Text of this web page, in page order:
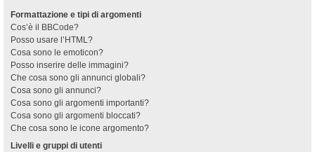
Formattazione e tipi di argomenti
Cos’è il BBCode?
Posso usare l’HTML?
Cosa sono le emoticon?
Posso inserire delle immagini?
Che cosa sono gli annunci globali?
Cosa sono gli annunci?
Cosa sono gli argomenti importanti?
Cosa sono gli argomenti bloccati?
Che cosa sono le icone argomento?
Livelli e gruppi di utenti